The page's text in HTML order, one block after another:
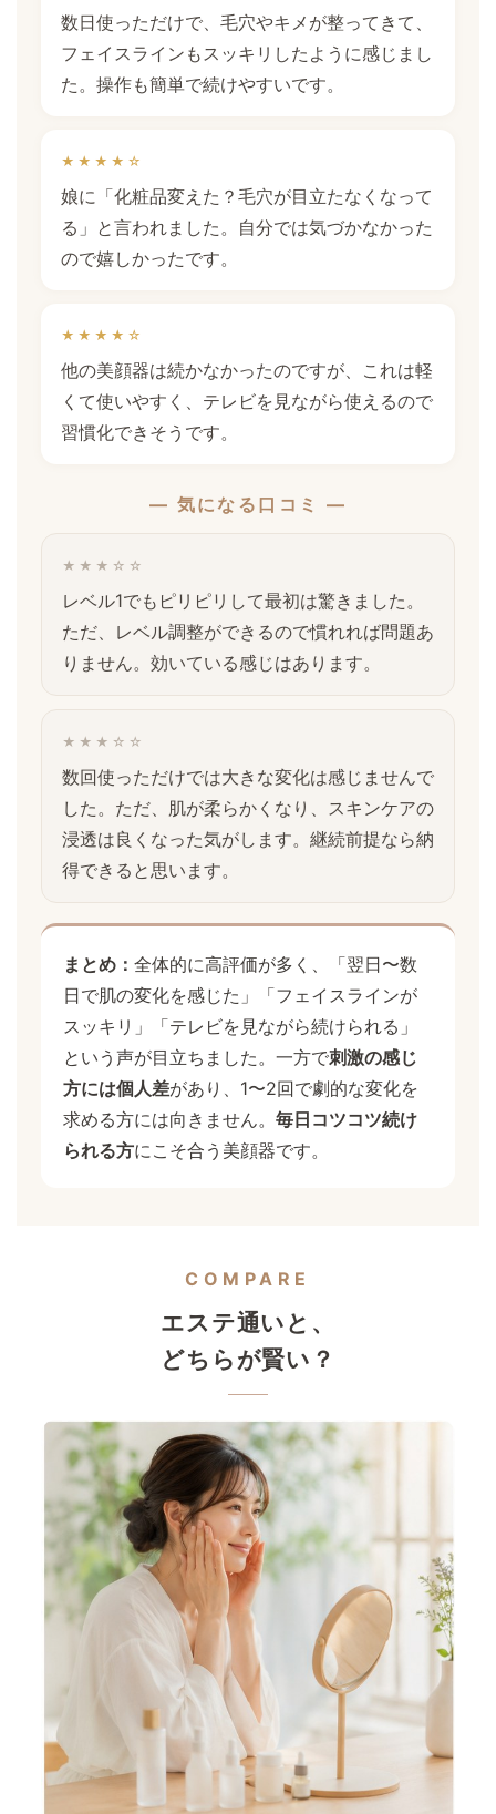
数日使っただけで、毛穴やキメが整ってきて、
フェイスラインもスッキリしたように感じまし
た。操作も簡単で続けやすいです。
★★★★☆
娘に「化粧品変えた？毛穴が目立たなくなって
る」と言われました。自分では気づかなかった
ので嬉しかったです。
★★★★☆
他の美顔器は続かなかったのですが、これは軽
くて使いやすく、テレビを見ながら使えるので
習慣化できそうです。
— 気になる口コミ —
★★★☆☆
レベル1でもピリピリして最初は驚きました。
ただ、レベル調整ができるので慣れれば問題あ
りません。効いている感じはあります。
★★★☆☆
数回使っただけでは大きな変化は感じませんで
した。ただ、肌が柔らかくなり、スキンケアの
浸透は良くなった気がします。継続前提なら納
得できると思います。
まとめ： 全体的に高評価が多く、「翌日〜数
日で肌の変化を感じた」「フェイスラインが
スッキリ」「テレビを見ながら続けられる」
という声が目立ちました。一方で刺激の感じ
方には個人差があり、1〜2回で劇的な変化を
求める方には向きません。 毎日コツコツ続け
られる方にこそ合う美顔器です。
COMPARE
エステ通いと、
どちらが賢い？